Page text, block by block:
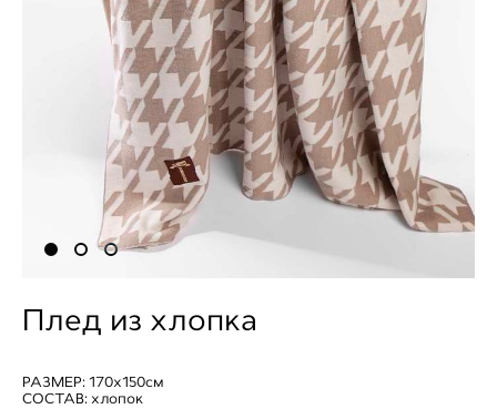
Плед из хлопка
РАЗМЕР: 170х150см
СОСТАВ: хлопок